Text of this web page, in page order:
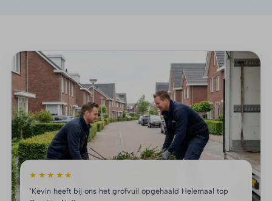
★★★★★
"Kevin heeft bij ons het grofvuil opgehaald Helemaal top